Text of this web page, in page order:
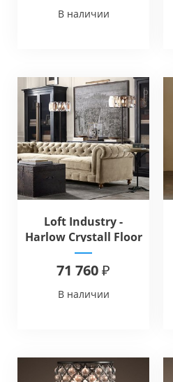
В наличии
Loft Industry -
Harlow Crystall Floor
71 760 ₽
В наличии